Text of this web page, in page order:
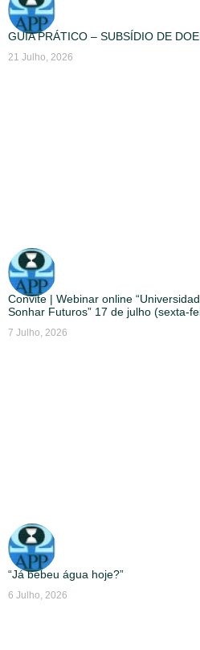
GUIA PRÁTICO – SUBSÍDIO DE
21 Julho, 2026
Convite | Webinar online
Sonhar Futuros” 17 de julho (sexta-
7 Julho, 2026
“Já bebeu água hoje?”
6 Julho, 2026